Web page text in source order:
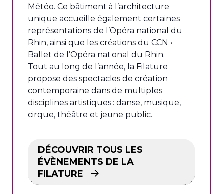
Météo. Ce bâtiment à l’architecture
unique accueille également certaines
représentations de l’Opéra national du
Rhin, ainsi que les créations du CCN •
Ballet de l’Opéra national du Rhin.
Tout au long de l’année, la Filature
propose des spectacles de création
contemporaine dans de multiples
disciplines artistiques : danse, musique,
cirque, théâtre et jeune public.
DÉCOUVRIR TOUS LES
ÉVÈNEMENTS DE LA
FILATURE